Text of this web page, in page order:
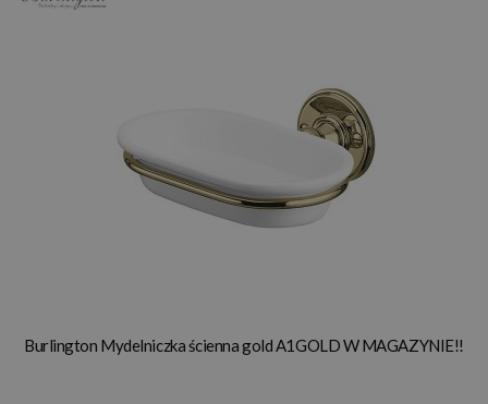
Burlington Mydelniczka ścienna gold A1GOLD W MAGAZYNIE!!